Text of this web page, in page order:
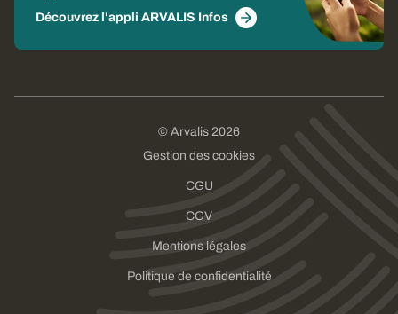
Découvrez l'appli ARVALIS Infos
© Arvalis 2026
Gestion des cookies
CGU
CGV
Mentions légales
Politique de confidentialité